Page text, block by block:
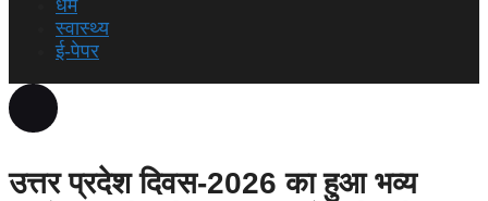
धर्म
स्वास्थ्य
ई-पेपर
उत्तर प्रदेश दिवस-2026 का हुआ भव्य